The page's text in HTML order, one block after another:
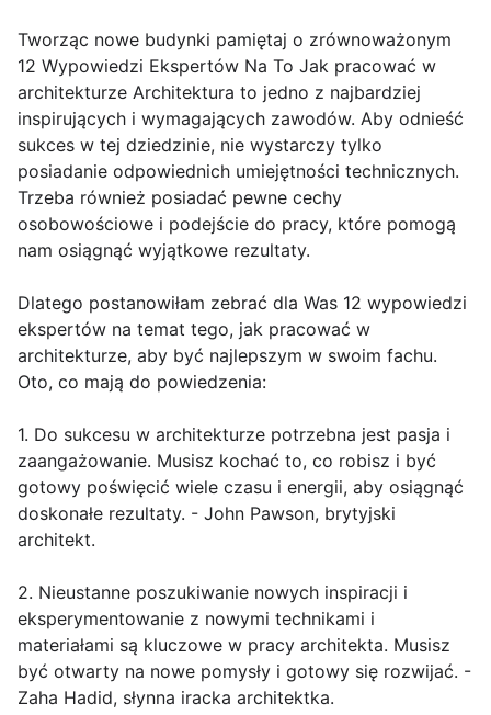
Tworząc nowe budynki pamiętaj o zrównoważonym
12 Wypowiedzi Ekspertów Na To Jak pracować w
architekturze Architektura to jedno z najbardziej
inspirujących i wymagających zawodów. Aby odnieść
sukces w tej dziedzinie, nie wystarczy tylko
posiadanie odpowiednich umiejętności technicznych.
Trzeba również posiadać pewne cechy
osobowościowe i podejście do pracy, które pomogą
nam osiągnąć wyjątkowe rezultaty.
Dlatego postanowiłam zebrać dla Was 12 wypowiedzi
ekspertów na temat tego, jak pracować w
architekturze, aby być najlepszym w swoim fachu.
Oto, co mają do powiedzenia:
1. Do sukcesu w architekturze potrzebna jest pasja i
zaangażowanie. Musisz kochać to, co robisz i być
gotowy poświęcić wiele czasu i energii, aby osiągnąć
doskonałe rezultaty. - John Pawson, brytyjski
architekt.
2. Nieustanne poszukiwanie nowych inspiracji i
eksperymentowanie z nowymi technikami i
materiałami są kluczowe w pracy architekta. Musisz
być otwarty na nowe pomysły i gotowy się rozwijać. -
Zaha Hadid, słynna iracka architektka.